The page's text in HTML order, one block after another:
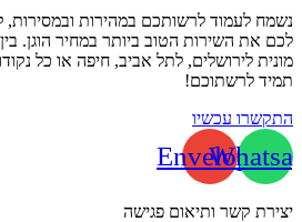
נשמח לעמוד לרשותכם במהירות ובמסירות,
לכם את השירות הטוב ביותר במחיר הוגן.
מונית לירושלים, לתל אביב, חיפה או כל
תמיד לרשתוכם!
התקשרו עכשיו
Envelope
יצירת קשר ותיאום פגישה